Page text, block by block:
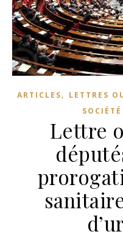
ARTICLES, LETTRES
Lettre